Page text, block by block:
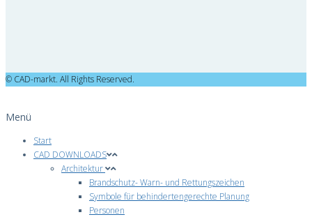
© CAD-markt. All Rights Reserved.
Menü
Start
CAD DOWNLOADS
Architektur
Brandschutz- Warn- und Rettungszeichen
Symbole für behindertengerechte Planung
Personen